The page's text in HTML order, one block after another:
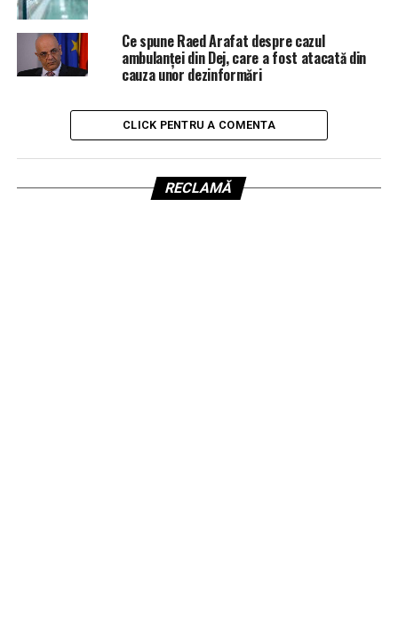
Ce spune Raed Arafat despre cazul
ambulanței din Dej, care a fost atacată din
cauza unor dezinformări
CLICK PENTRU A COMENTA
RECLAMĂ